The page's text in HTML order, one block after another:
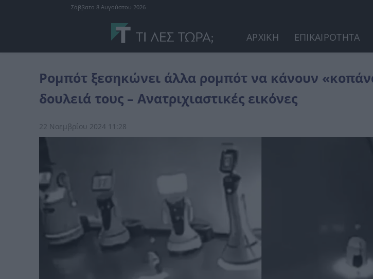
Σάββατο 8 Αυγούστου 2026
ΑΡΧΙΚΗ ΕΠΙΚΑΙΡΟΤΗΤΑ
Ρομπότ ξεσηκώνει άλλα ρομπότ να κάνουν
δουλειά τους – Ανατριχιαστικές εικόνες
22 Νοεμβρίου 2024 11:28